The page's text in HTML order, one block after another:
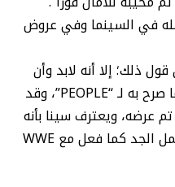
في السينما وفي عروض
ذلك؛ إلا أنه لابد وأن
يكون صريحاً مع نفسه، بحسب ما صرح به لـ “PEOPLE”، وقد
تم عرضه، ويعترف سينا بأنه
لم يأخذ صناعة الأفلام على محمل الجد كما فعل مع WWE